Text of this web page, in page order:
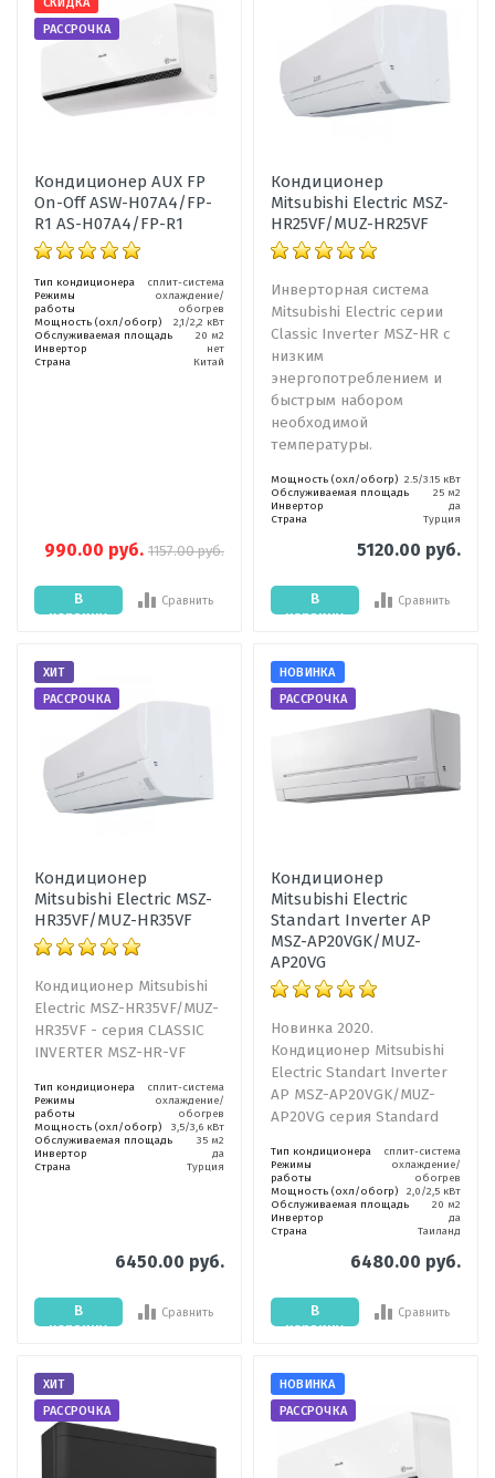
РАССРОЧКА
Кондиционер AUX FP
On-Off ASW-H07A4/FP-
R1 AS-H07A4/FP-R1
Тип кондиционера
сплит-система
Режимы
работы
охлаждение/
обогрев
Мощность (охл/обогр)
2,1/2,2 кВт
Обслуживаемая площадь
20 м2
Инвертор
нет
Страна
Китай
990.00 руб. 1157.00 руб.
В
корзину
Сравнить
Кондиционер
Mitsubishi Electric MSZ-
HR25VF/MUZ-HR25VF
Инверторная система
Mitsubishi Electric серии
Classic Inverter MSZ-HR с
низким
энергопотреблением и
быстрым набором
необходимой
температуры.
Мощность (охл/обогр) 2.5/3.15 кВт
Обслуживаемая площадь
25 м2
Инвертор
да
Страна
Турция
5120.00 руб.
В
корзину
Сравнить
ХИТ
РАССРОЧКА
Кондиционер
Mitsubishi Electric MSZ-
HR35VF/MUZ-HR35VF
Кондиционер Mitsubishi
Electric MSZ-HR35VF/MUZ-
HR35VF - серия CLASSIC
INVERTER MSZ-HR-VF
Тип кондиционера
сплит-система
Режимы
работы
охлаждение/
обогрев
Мощность (охл/обогр)
3,5/3,6 кВт
Обслуживаемая площадь
35 м2
Инвертор
да
Страна
Турция
6450.00 руб.
В
корзину
Сравнить
НОВИНКА
РАССРОЧКА
Кондиционер
Mitsubishi Electric
Standart Inverter AP
MSZ-AP20VGK/MUZ-
AP20VG
Новинка 2020.
Кондиционер Mitsubishi
Electric Standart Inverter
AP MSZ-AP20VGK/MUZ-
AP20VG серия Standard
Тип кондиционера
сплит-система
Режимы
работы
охлаждение/
обогрев
Мощность (охл/обогр)
2,0/2,5 кВт
Обслуживаемая площадь
20 м2
Инвертор
да
Страна
Таиланд
6480.00 руб.
В
корзину
Сравнить
ХИТ
РАССРОЧКА
НОВИНКА
РАССРОЧКА